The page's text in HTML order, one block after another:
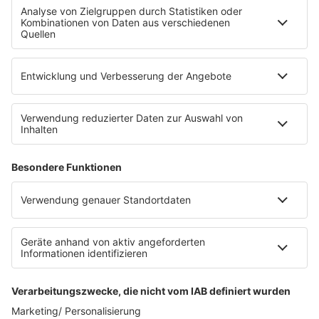
Fahrradparkhaus
Die Uniklinik Tübingen hat ein neues Fahrradparkhaus
eröffnet. Direkt an der Medizinischen Klinik bietet es
E-Bikes über eine Photovoltaikanlage auf dem …
Impressum
Datenschutzerklärung